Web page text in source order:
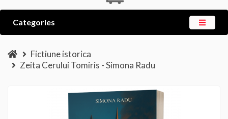
Categories
Fictiune istorica
Zeita Cerului Tomiris - Simona Radu